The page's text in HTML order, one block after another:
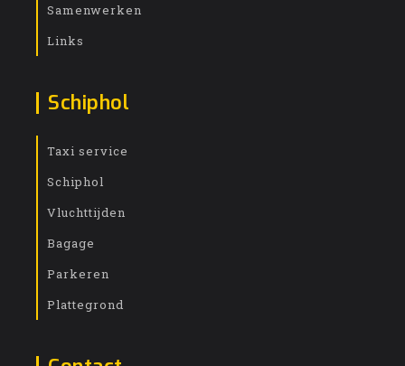
Samenwerken
Links
Schiphol
Taxi service
Schiphol
Vluchttijden
Bagage
Parkeren
Plattegrond